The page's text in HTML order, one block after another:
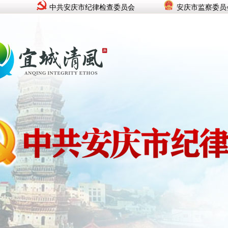
中共安庆市纪律检查委员会 安庆市监察委